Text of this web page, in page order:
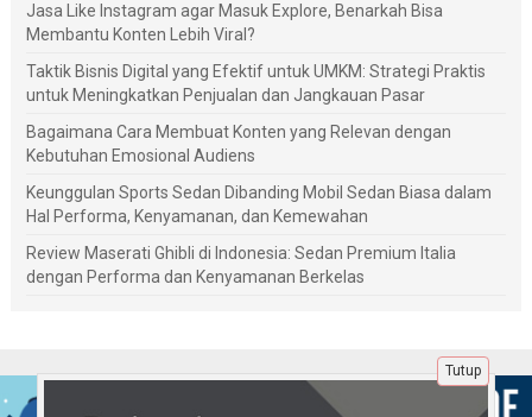
Jasa Like Instagram agar Masuk Explore, Benarkah Bisa
Membantu Konten Lebih Viral?
Taktik Bisnis Digital yang Efektif untuk UMKM: Strategi Praktis
untuk Meningkatkan Penjualan dan Jangkauan Pasar
Bagaimana Cara Membuat Konten yang Relevan dengan
Kebutuhan Emosional Audiens
Keunggulan Sports Sedan Dibanding Mobil Sedan Biasa dalam
Hal Performa, Kenyamanan, dan Kemewahan
Review Maserati Ghibli di Indonesia: Sedan Premium Italia
dengan Performa dan Kenyamanan Berkelas
Tutup